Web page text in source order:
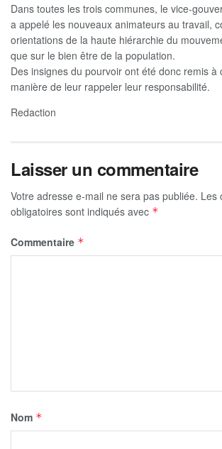
Dans toutes les trois communes, le vice-
a appelé les nouveaux animateurs au travail,
orientations de la haute hiérarchie du
que sur le bien être de la population.
Des insignes du pourvoir ont été donc remis à
manière de leur rappeler leur responsabilité.
Redaction
Laisser un commentaire
Votre adresse e-mail ne sera pas publiée. Les
obligatoires sont indiqués avec *
Commentaire *
Nom *